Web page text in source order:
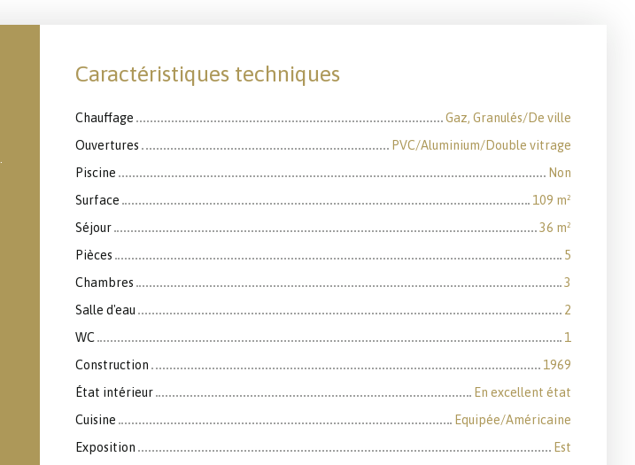
Caractéristiques techniques
Chauffage
Gaz, Granulés/De ville
Ouvertures
PVC/Aluminium/Double vitrage
Piscine
Non
Surface
109 m²
Séjour
36 m²
Pièces
5
Chambres
3
Salle d'eau
2
WC
1
Construction
1969
État intérieur
En excellent état
Cuisine
Equipée/Américaine
Exposition
Est